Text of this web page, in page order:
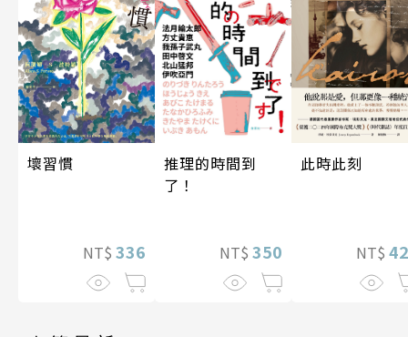
壞習慣
NT$ 336
推理的時間到
了！
NT$ 350
此時此刻
NT$